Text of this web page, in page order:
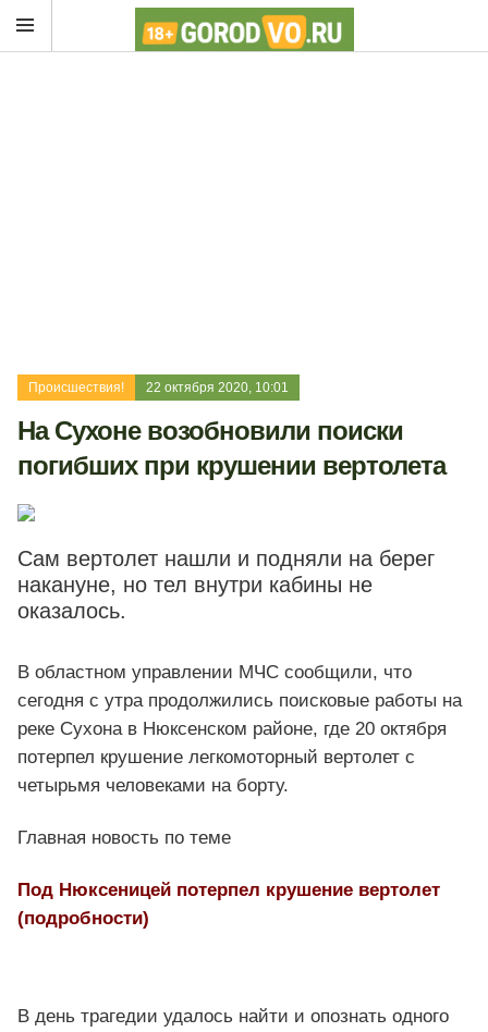
Происшествия! 22 октября 2020, 10:01
На Сухоне возобновили поиски
погибших при крушении вертолета
Сам вертолет нашли и подняли на берег
накануне, но тел внутри кабины не
оказалось.
В областном управлении МЧС сообщили, что
сегодня с утра продолжились поисковые работы на
реке Сухона в Нюксенском районе, где 20 октября
потерпел крушение легкомоторный вертолет с
четырьмя человеками на борту.
Главная новость по теме
Под Нюксеницей потерпел крушение вертолет
(подробности)
В день трагедии удалось найти и опознать одного